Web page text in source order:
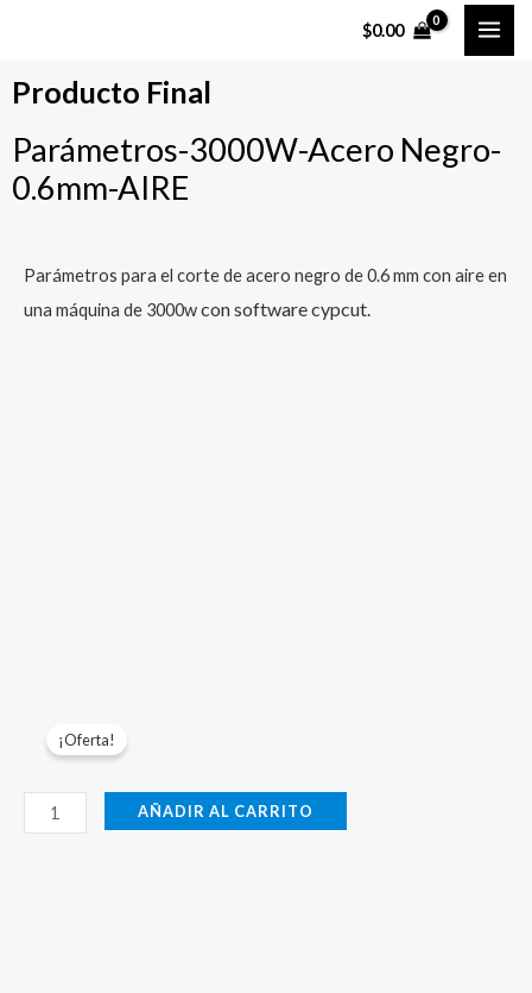
contenido
$0.00
Producto Final
Parámetros-3000W-Acero Negro-
0.6mm-AIRE
Parámetros para el corte de acero negro de 0.6 mm con aire en
una máquina de 3000wcon software cypcut.
¡Oferta!
Parámetros-
3000W-
AÑADIR AL CARRITO